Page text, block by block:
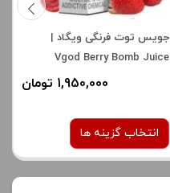
جویس توت فرنگی ویگاد |
Vgod Berry Bomb Juice
1,950,000 تومان
انتخاب گزینه ها